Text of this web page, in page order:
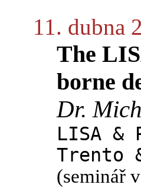
11. dubna
The
borne
Dr.
LISA &
Trento
(seminář